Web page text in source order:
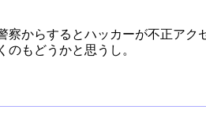
察からするとハッカーが不正アク
もどうかと思うし。